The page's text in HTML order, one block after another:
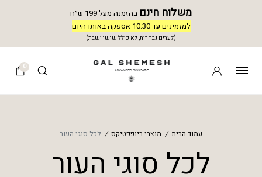
משלוח חינם בהזמנה מעל 199 ש״ח
למזמינים עד 10:30 אספקה באותו היום
(לערים נבחרות, לא כולל שישי ושבת)
0
עמוד הבית / מוצרי ביופפטיקס / לכל סוגי העור
לכל סוגי העור